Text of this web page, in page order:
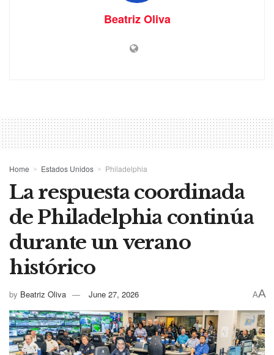
Beatriz Oliva
Home Estados Unidos Philadelphia
La respuesta coordinada
de Philadelphia continúa
durante un verano
histórico
by Beatriz Oliva June 27, 2026 AA